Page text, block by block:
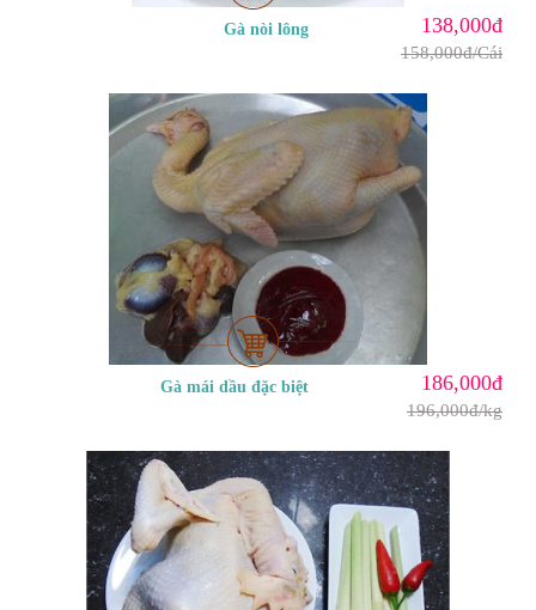
Gà nòi lông 138,000đ
158,000đ/Cái
Gà mái dầu đặc biệt 186,000đ
196,000đ/kg